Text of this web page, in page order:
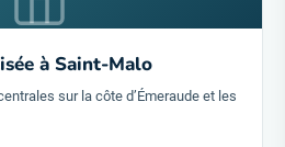
à Saint-Malo
sur la côte d’Émeraude et les